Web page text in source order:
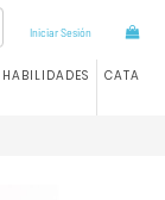
Iniciar Sesión
HABILIDADES